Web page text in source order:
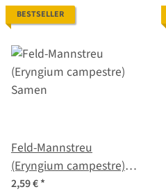
BESTSELLER
Feld-Mannstreu
(Eryngium campestre)
Samen
2,59 €*